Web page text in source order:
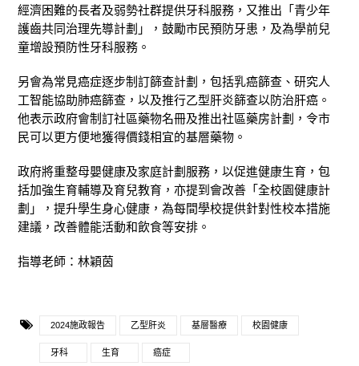
經濟困難的長者及弱勢社群提供牙科服務，又推出「青少年
護齒共同治理先導計劃」，鼓勵市民預防牙患，及為學前兒
童增設預防性牙科服務。
另會為常見癌症逐步制訂篩查計劃，包括乳癌篩查、研究人
工智能協助肺癌篩查，以及推行乙型肝炎篩查以防治肝癌。
他表示政府會制訂社區藥物名冊及推出社區藥房計劃，令市
民可以更方便地獲得價錢相宜的基層藥物。
政府將重整母嬰健康及家庭計劃服務，以促進健康生育，包
括加強生育輔導及育兒教育，亦提到會改善「全校園健康計
劃」，提升學生身心健康，為每間學校提供針對性校本措施
建議，改善體能活動和飲食等安排。
指導老師：林穎茵
2024施政報告 乙型肝炎 基層醫療 校園健康
牙科 生育 癌症